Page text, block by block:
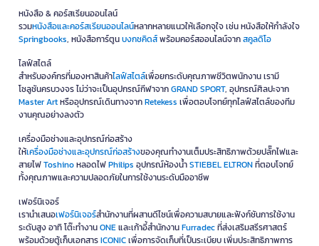
คำถามที่พบบ่อยเกี่ยวกับอุปกรณ์ไอทีและแก็ด
เจ็ต
1. คอมพิวเตอร์สำหรับงานสำนักงานควรมีสเปก
อย่างไร?
ควรเลือกสเปกให้รองรับโปรแกรมสำนักงาน เว็บเบราว์เซอร์ การประชุม
ออนไลน์ และการทำงานหลายหน้าต่างได้อย่างเหมาะสม โดยพิจารณาหน่วย
ประมวลผล RAM พื้นที่จัดเก็บ และระบบปฏิบัติการตามโปรแกรมที่องค์กรใช้
2. โน้ตบุ๊กกับคอมพิวเตอร์ตั้งโต๊ะควรเลือกแบบใด?
โน้ตบุ๊กเหมาะกับผู้ที่ต้องเคลื่อนย้ายหรือทำงานหลายสถานที่ ส่วน
คอมพิวเตอร์ตั้งโต๊ะเหมาะกับการใช้งานประจำที่ ต้องการหน้าจอขนาดใหญ่
หรือมีแผนอัปเกรดอุปกรณ์ในอนาคต
3. ควรเลือกอุปกรณ์จัดเก็บข้อมูลแบบ HDD หรือ
หนังสือ & คอร์สเรียนออนไลน์
รวมหนังสือและคอร์สเรียนออนไลน์หลากหลายแนวให้เลือกจุใจ เช่น หนังสือให้กำลังใจ
Springbooks, หนังสือการ์ตูนบงกชคิดส์พร้อมคอร์สออนไลน์จากสคูลดิโอ
ไลฟ์สไตล์
สำหรับองค์กรที่มองหาสินค้าไลฟ์สไตล์เพื่อยกระดับคุณภาพชีวิตพนักงาน เรามี
โซลูชันครบวงจร ไม่ว่าจะเป็นอุปกรณ์กีฬาจากGRAND SPORT, อุปกรณ์ศิลปะจาก
Master Artหรืออุปกรณ์เดินทางจากRetekess เพื่อตอบโจทย์ทุกไลฟ์สไตล์ของทีม
งานคุณอย่างลงตัว
เครื่องมือช่างและอุปกรณ์ก่อสร้าง
ให้เครื่องมือช่างและอุปกรณ์ก่อสร้างของคุณทำงานเต็มประสิทธิภาพด้วยปลั๊กไฟและ
สายไฟToshinoหลอดไฟPhilips อุปกรณ์ห้องน้ำSTIEBEL ELTRONที่ตอบโจทย์
ทั้งคุณภาพและความปลอดภัยในการใช้งานระดับมืออาชีพ
เฟอร์นิเจอร์
เรานำเสนอเฟอร์นิเจอร์สำนักงานที่ผสานดีไซน์เพื่อความสบายและฟังก์ชันการใช้งาน
ระดับสูง อาทิ โต๊ะทำงานONEและเก้าอี้สำนักงานFurradecที่ส่งเสริมสรีรศาสตร์
พร้อมด้วยตู้เก็บเอกสารICONICเพื่อการจัดเก็บที่เป็นระเบียบ เพิ่มประสิทธิภาพการ